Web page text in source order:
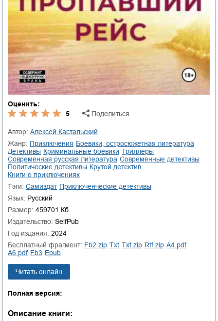
Оценить:
5
Поделиться
Автор:
Алексей Кастальский
Жанр:
приключения
боевики, остросюжетная литература
детективы
криминальные боевики
триллеры
современная русская литература
современные детективы
политические детективы
крутой детектив
книги о приключениях
Тэги:
Самиздат
приключенческие детективы
Язык: Русский
Размер: 459701 Кб
Издательство: SelfPub
Год издания: 2024
Бесплатный фрагмент:
fb2.zip txt txt.zip rtf.zip
a4.pdf
a6.pdf
fb3 epub
Читать онлайн
Полная версия:
Описание книги: